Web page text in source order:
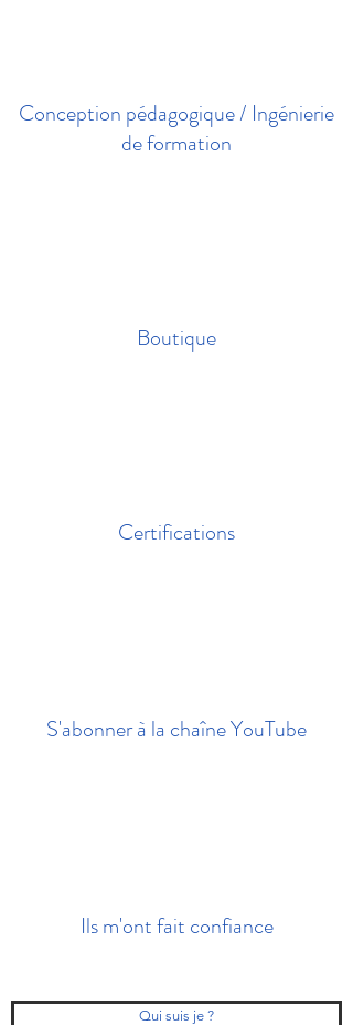
Conception pédagogique / Ingénierie
de formation
Boutique
Certifications
S'abonner à la chaîne YouTube
Ils m'ont fait confiance
Qui suis je ?